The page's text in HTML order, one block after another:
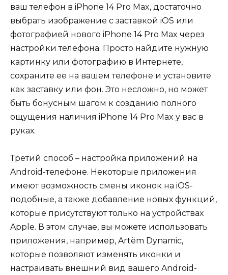
ваш телефон в iPhone 14 Pro Max, достаточно
выбрать изображение с заставкой iOS или
фотографией нового iPhone 14 Pro Max через
настройки телефона. Просто найдите нужную
картинку или фотографию в Интернете,
сохраните ее на вашем телефоне и установите
как заставку или фон. Это несложно, но может
быть бонусным шагом к созданию полного
ощущения наличия iPhone 14 Pro Max у вас в
руках.
Третий способ – настройка приложений на
Android-телефоне. Некоторые приложения
имеют возможность смены иконок на iOS-
подобные, а также добавление новых функций,
которые присутствуют только на устройствах
Apple. В этом случае, вы можете использовать
приложения, например, Artёm Dynamic,
которые позволяют изменять иконки и
настраивать внешний вид вашего Android-